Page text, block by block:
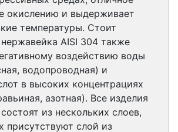
окислению и выдерживает
температуры. Стоит
AISI 304 также
воздействию воды
водопроводная) и
в высоких концентрациях
азотная). Все изделия
из нескольких слоев,
присутствуют слой из